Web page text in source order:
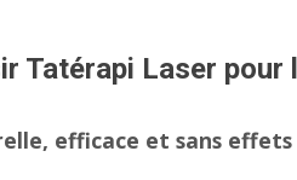
Tatérapi Laser
efficace et sans effets